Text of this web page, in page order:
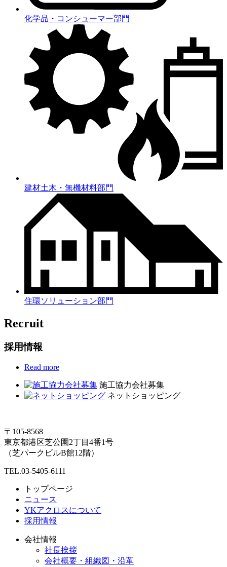
化学品・コンシューマー部門
建材土木・無機材料部門
住環ソリューション部門
Recruit
採用情報
Read more
施工協力会社募集
ネットショッピング
〒105-8568
東京都港区芝公園2丁目4番1号
（芝パークビルB館12階）
TEL.03-5405-6111
トップページ
ニュース
YKアクロスについて
採用情報
会社情報
社長挨拶
会社概要・組織図・沿革